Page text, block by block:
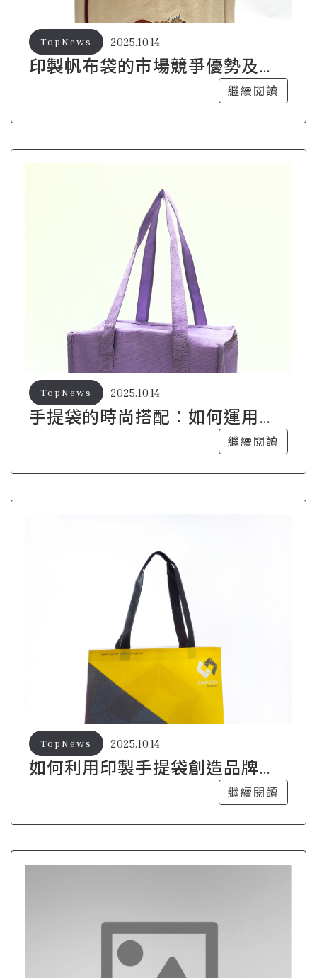
印製帆布袋的市場競爭優勢及策
2025.10.14
TopNews
繼續閱讀
手提袋的時尚搭配：如何運用配
2025.10.14
TopNews
繼續閱讀
如何利用印製手提袋創造品牌獨
2025.10.14
TopNews
繼續閱讀